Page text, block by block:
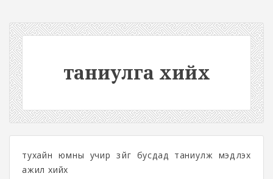
таниулга хийх
тухайн юмны учир зүйг бусдад таниулж мэдүүлэх
ажил хийх